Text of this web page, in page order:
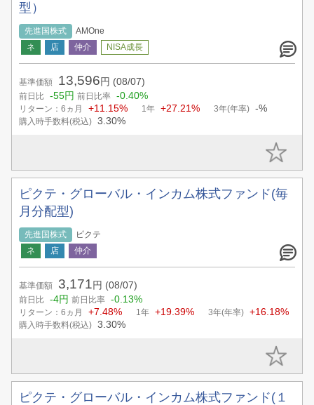
型）
先進国株式 AMOne
基準価額 13,596 円 (08/07)
前日比 -55円 前日比率 -0.40%
リターン：6ヵ月 +11.15% 1年 +27.21% 3年(年率) -%
購入時手数料(税込) 3.30%
ピクテ・グローバル・インカム株式ファンド(毎
月分配型)
先進国株式 ピクテ
基準価額 3,171 円 (08/07)
前日比 -4円 前日比率 -0.13%
リターン：6ヵ月 +7.48% 1年 +19.39% 3年(年率) +16.18%
購入時手数料(税込) 3.30%
ピクテ・グローバル・インカム株式ファンド(１